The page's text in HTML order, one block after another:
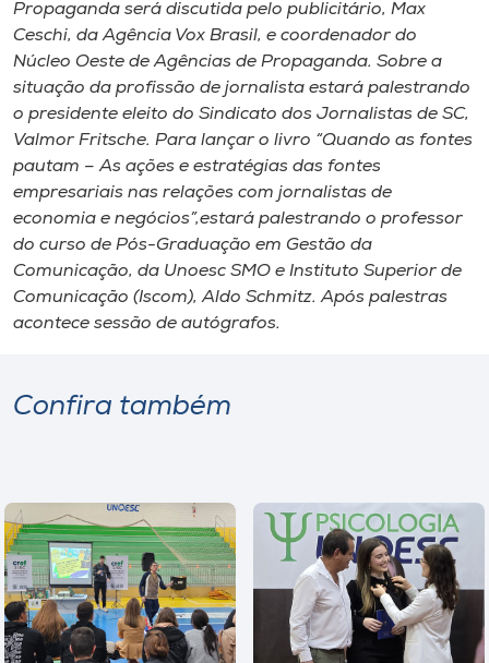
Propaganda será discutida pelo publicitário, Max
Ceschi, da Agência Vox Brasil, e coordenador do
Núcleo Oeste de Agências de Propaganda. Sobre a
situação da profissão de jornalista estará palestrando
o presidente eleito do Sindicato dos Jornalistas de SC,
Valmor Fritsche. Para lançar o livro “Quando as fontes
pautam – As ações e estratégias das fontes
empresariais nas relações com jornalistas de
economia e negócios”,estará palestrando o professor
do curso de Pós-Graduação em Gestão da
Comunicação, da Unoesc SMO e Instituto Superior de
Comunicação (Iscom), Aldo Schmitz. Após palestras
acontece sessão de autógrafos.
Confira também